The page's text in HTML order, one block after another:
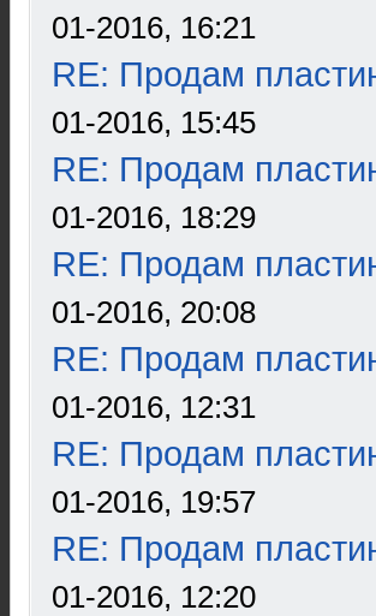
01-2016, 16:21
RE: Продам
01-2016, 15:45
RE: Продам
01-2016, 18:29
RE: Продам
01-2016, 20:08
RE: Продам
01-2016, 12:31
RE: Продам
01-2016, 19:57
RE: Продам
01-2016, 12:20